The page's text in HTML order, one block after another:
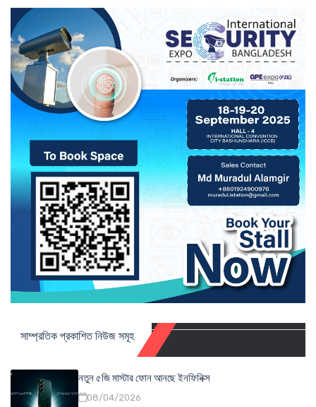
সাম্প্রতিক প্রকাশিত নিউজ সমূহ
নতুন ৫জি মাস্টার ফোন আনছে ইনফিনিক্স
08/04/2026